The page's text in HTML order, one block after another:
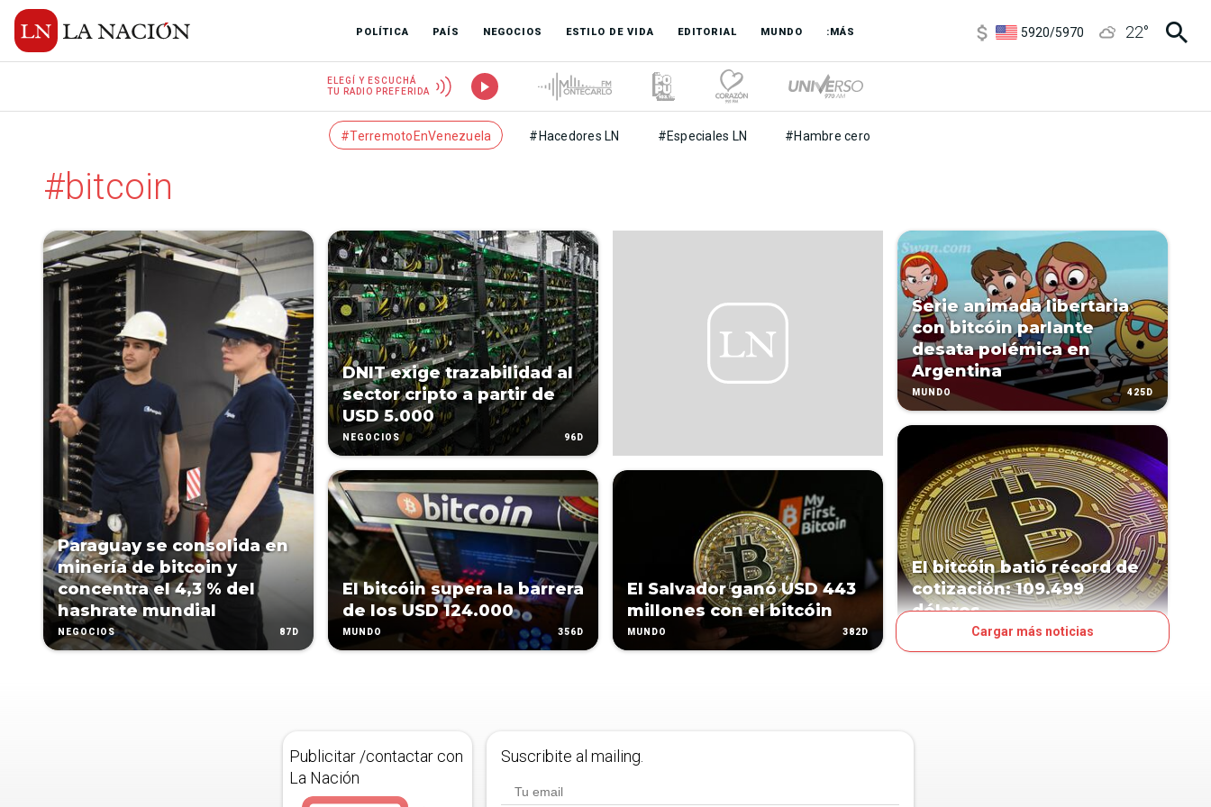
POLÍTICA PAÍS NEGOCIOS ESTILO DE VIDA EDITORIAL MUNDO :MÁS
5920/5970
22°
ELEGÍ Y ESCUCHÁ
TU RADIO PREFERIDA
#TerremotoEnVenezuela #Hacedores LN #Especiales LN #Hambre cero
#bitcoin
Paraguay se consolida en
minería de bitcoin y
concentra el 4,3 % del
hashrate mundial
NEGOCIOS 87D
DNIT exige trazabilidad al
sector cripto a partir de
USD 5.000
NEGOCIOS 96D
El bitcóin supera la barrera
de los USD 124.000
MUNDO 356D
El Salvador ganó USD 443
millones con el bitcóin
MUNDO 382D
Serie animada libertaria
con bitcóin parlante
desata polémica en
Argentina
MUNDO 425D
El bitcóin batió récord de
cotización: 109.499
dólares
Cargar más noticias
Publicitar /contactar con
La Nación
Suscribite al mailing.